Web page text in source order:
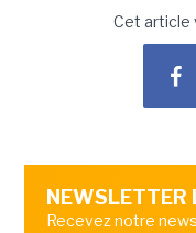
Cet article
NEWSLETTER
Recevez notre